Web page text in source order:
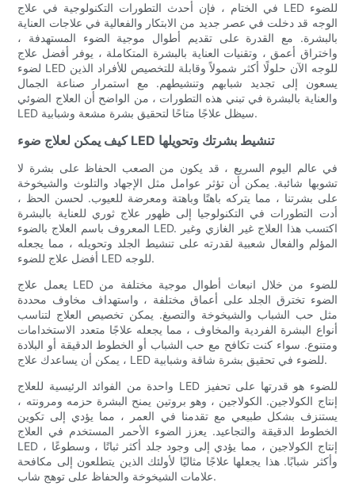
في الختام ، فإن أحدث التطورات التكنولوجية في علاج LED للضوء
الوجه قد دخلت في عصر جديد من الابتكار والفعالية في علاجات العناية
بالبشرة. مع القدرة على تقديم أطوال موجية الضوء المستهدفة ،
واختراق أعمق ، وتقنيات العناية بالبشرة المتكاملة ، يوفر أفضل علاج
لضوء LED للوجه الآن حلولًا أكثر شمولاً وقابلة للتخصيص للأفراد الذين
يسعون إلى تجديد شبابهم وتنشيطهم. مع استمرار صناعة الجمال
والعناية بالبشرة في تبني هذه التطورات ، من الواضح أن العلاج الضوئي
LED سيظل علاجًا متاحًا لتحقيق بشرة مشعة وشبابية.
كيف يمكن لعلاج ضوء LED تنشيط بشرتك وتحويلها
في عالم اليوم السريع ، قد يكون من الصعب الحفاظ على بشرة لا
تشوبها شائبة. يمكن أن تؤثر عوامل مثل الإجهاد والتلوث والشيخوخة
على بشرتنا ، مما يتركه باهتًا وباهتة ومعرضة للعيوب. لحسن الحظ ،
أدت التطورات في التكنولوجيا إلى ظهور علاج ثوري للعناية بالبشرة
المعروف باسم العلاج بالضوء LED. اكتسب هذا العلاج غير الغازي وغير
المؤلم والفعال شعبية لقدرته على تنشيط الجلد وتحويله ، مما يجعله
أفضل علاج للضوء LED للوجه.
يعمل علاج LED للضوء من خلال انبعاث أطوال موجية مختلفة من
الضوء تخترق الجلد على أعماق مختلفة ، واستهداف مخاوف محددة
مثل حب الشباب والشيخوخة والتصبغ. يمكن تخصيص العلاج لتناسب
أنواع البشرة الفردية والمخاوف ، مما يجعله علاجًا متعدد الاستخدامات
ومتنوع. سواء كنت تكافح مع حب الشباب أو الخطوط الدقيقة أو البلادة
، يمكن أن يساعدك علاج LED للضوء في تحقيق بشرة شاقة وشبابية.
واحدة من الفوائد الرئيسية للعلاج LED للضوء هو قدرتها على تحفيز
إنتاج الكولاجين. الكولاجين ، وهو بروتين يمنح البشرة حزمه ومرونته ،
يستنزف بشكل طبيعي مع تقدمنا ​​في العمر ، مما يؤدي إلى تكوين
الخطوط الدقيقة والتجاعيد. يعزز الضوء الأحمر المستخدم في العلاج
LED إنتاج الكولاجين ، مما يؤدي إلى وجود جلد أكثر ثباتًا ، وسطوعًا ،
وأكثر شبابًا. هذا يجعلها علاجًا مثاليًا لأولئك الذين يتطلعون إلى مكافحة
علامات الشيخوخة والحفاظ على توهج شاب.